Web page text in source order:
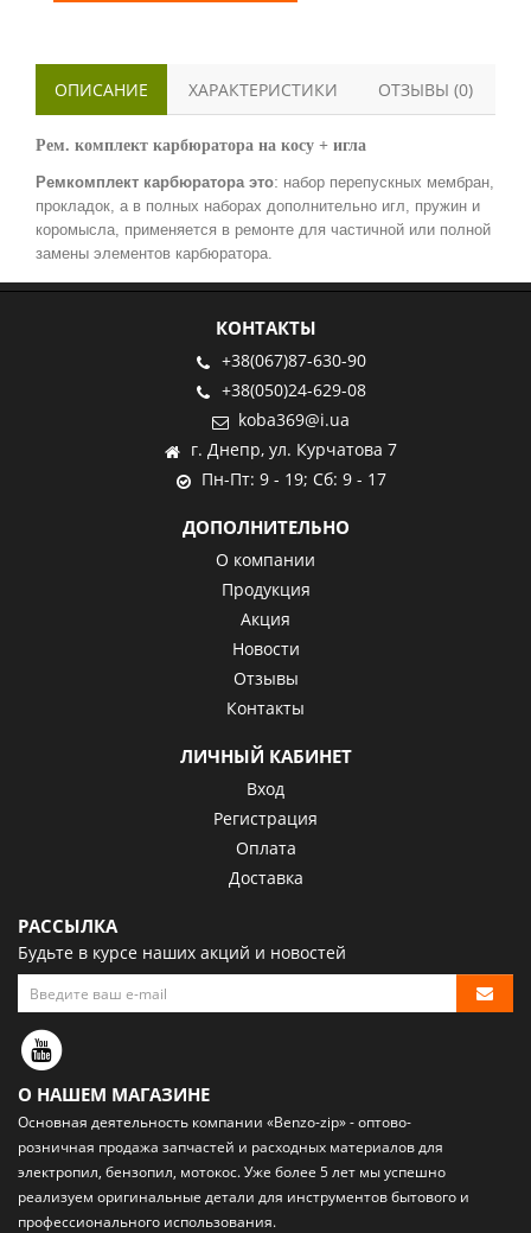
ОПИСАНИЕ ХАРАКТЕРИСТИКИ ОТЗЫВЫ (0)
Рем. комплект карбюратора на косу + игла
Ремкомплект карбюратора это: набор перепускных мембран,
прокладок, а в полных наборах дополнительно игл, пружин и
коромысла, применяется в ремонте для частичной или полной
замены элементов карбюратора.
КОНТАКТЫ
+38(067)87-630-90
+38(050)24-629-08
koba369@i.ua
г. Днепр, ул. Курчатова 7
Пн-Пт: 9 - 19; Сб: 9 - 17
ДОПОЛНИТЕЛЬНО
О компании
Продукция
Акция
Новости
Отзывы
Контакты
ЛИЧНЫЙ КАБИНЕТ
Вход
Регистрация
Оплата
Доставка
РАССЫЛКА
Будьте в курсе наших акций и новостей
О НАШЕМ МАГАЗИНЕ
Основная деятельность компании «Benzo-zip» - оптово-
розничная продажа запчастей и расходных материаловдля
электропил, бензопил, мотокос. Уже более 5 лет мы успешно
реализуем оригинальные детали для инструментов бытового и
профессионального использования.